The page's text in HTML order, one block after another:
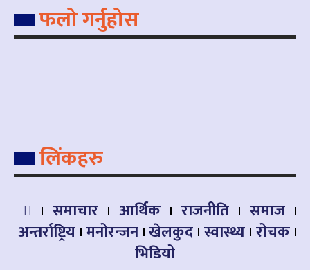
फलो गर्नुहोस
लिंकहरु
समाचार आर्थिक राजनीति
समाज
अन्तर्राष्ट्रिय मनोरन्जन खेलकुद स्वास्थ्य रोचक
भिडियो